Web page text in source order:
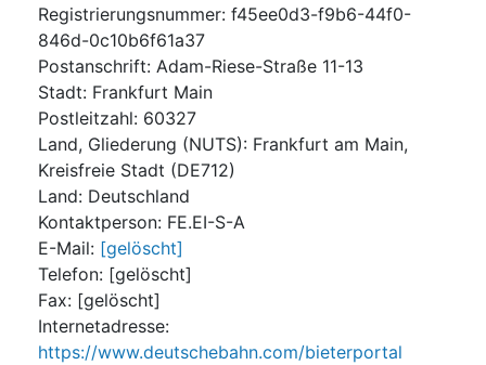
Registrierungsnummer: f45ee0d3-f9b6-44f0-
846d-0c10b6f61a37
Postanschrift: Adam-Riese-Straße 11-13
Stadt: Frankfurt Main
Postleitzahl: 60327
Land, Gliederung (NUTS): Frankfurt am Main,
Kreisfreie Stadt (DE712)
Land: Deutschland
Kontaktperson: FE.EI-S-A
E-Mail: [gelöscht]
Telefon: [gelöscht]
Fax: [gelöscht]
Internetadresse:
https://www.deutschebahn.com/bieterportal